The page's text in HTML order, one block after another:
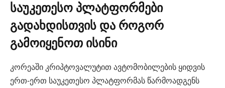
საუკეთესო პლატფორმები
გადახდისთვის და როგორ
გამოიყენოთ ისინი
კორეაში კრიპტოვალუტით ავტომობილების ყიდვის
ერთ-ერთ საუკეთესო პლატფორმას წარმოადგენს